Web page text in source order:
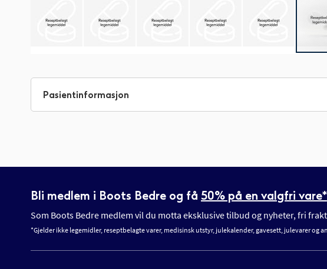
til
begynnelsen
Pasientinformasjon
Bli medlem i Boots Bedre og få 50% på en valgfri vare*
Som Boots Bedre medlem vil du motta eksklusive tilbud og nyheter, fri
*Gjelder ikke legemidler, reseptbelagte varer, medisinsk utstyr, julekalender, gavesett, julevarer og